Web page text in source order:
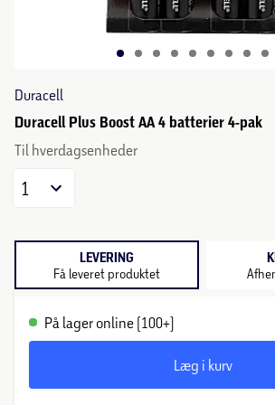
Duracell
Duracell Plus Boost AA 4 batterier 4-pak
Til hverdagsenheder
1
LEVERING
Få leveret produktet
På lager online (100+)
Læg i kurv